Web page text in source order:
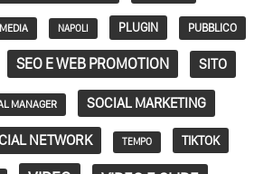
MEDIA NAPOLI PLUGIN PUBBLICO
SEO E WEB PROMOTION SITO
MANAGER SOCIAL MARKETING
NETWORK TEMPO TIKTOK